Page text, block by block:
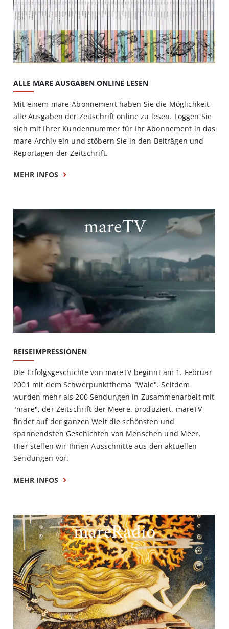
ALLE MARE AUSGABEN ONLINE LESEN
Mit einem mare-Abonnement haben Sie die Möglichkeit,
alle Ausgaben der Zeitschrift online zu lesen. Loggen Sie
sich mit Ihrer Kundennummer für Ihr Abonnement in das
mare-Archiv ein und stöbern Sie in den Beiträgen und
Reportagen der Zeitschrift.
MEHR INFOS
mareTV
REISEIMPRESSIONEN
Die Erfolgsgeschichte von mareTV beginnt am 1. Februar
2001 mit dem Schwerpunktthema "Wale". Seitdem
wurden mehr als 200 Sendungen in Zusammenarbeit mit
"mare", der Zeitschrift der Meere, produziert. mareTV
findet auf der ganzen Welt die schönsten und
spannendsten Geschichten von Menschen und Meer.
Hier stellen wir Ihnen Ausschnitte aus den aktuellen
Sendungen vor.
MEHR INFOS
mareRadio